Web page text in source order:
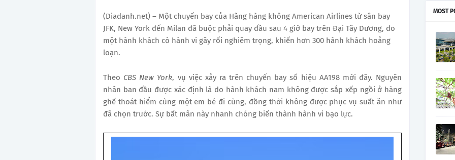
(Diadanh.net) – Một chuyến bay của Hãng hàng không American Airlines từ sân bay
JFK, New York đến Milan đã buộc phải quay đầu sau 4 giờ bay trên Đại Tây Dương, do
một hành khách có hành vi gây rối nghiêm trọng, khiến hơn 300 hành khách hoảng
loạn.
Theo CBS New York, vụ việc xảy ra trên chuyến bay số hiệu AA198 mới đây. Nguyên
nhân ban đầu được xác định là do hành khách nam không được sắp xếp ngồi ở hàng
ghế thoát hiểm cùng một em bé đi cùng, đồng thời không được phục vụ suất ăn như
đã chọn trước. Sự bất mãn này nhanh chóng biến thành hành vi bạo lực.
MOST